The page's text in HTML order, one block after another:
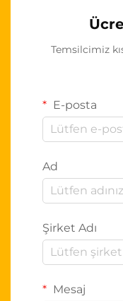
Temsilcimiz
E-posta
Ad
Şirket Adı
Mesaj